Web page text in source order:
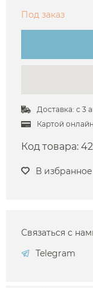
Под заказ
Доставка: с 3
Картой онлайн
Код товара:
В избранное
Связаться с
Telegram